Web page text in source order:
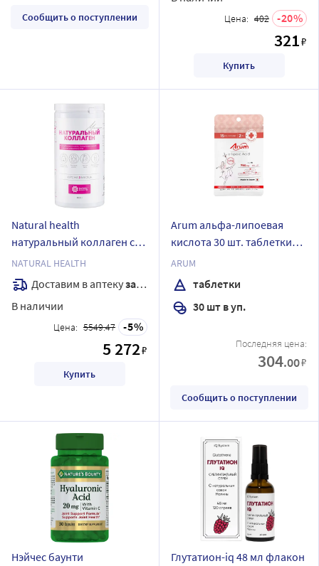
Сообщить о поступлении Цена: 402 20
321₽
Купить
Natural health
натуральный коллаген со
вкусом малины желе
массой 1000 гр
NATURAL HEALTH
Доставим в аптекузавтра
В наличии
Цена: 5549.47 5
5 272₽
Купить
Arum альфа-липоевая
кислота 30 шт. таблетки
массой 250 мг
ARUM
таблетки
30 шт в уп.
Последняя цена:
304.00₽
Сообщить о поступлении
Нэйчес баунти
Глутатион-iq 48 мл флакон